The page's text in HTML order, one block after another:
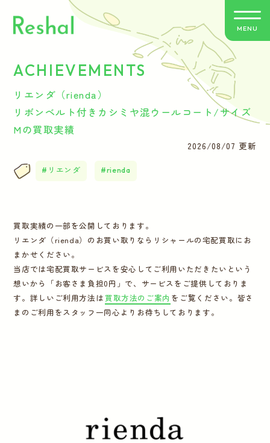
リシャールの特徴
よくあるご質問
バイヤー紹介
運営会社
MENU
ACHIEVEMENTS
リエンダ（rienda）
リボンベルト付きカシミヤ混ウールコート/サイズ
Mの買取実績
2026/08/07 更新
リエンダ rienda
買取実績の一部を公開しております。
リエンダ（rienda）のお買い取りならリシャールの宅配買取にお
まかせください。
当店では宅配買取サービスを安心してご利用いただきたいという
想いから「お客さま負担0円」で、サービスをご提供しておりま
す。詳しいご利用方法は 買取方法のご案内 をご覧ください。皆さ
まのご利用をスタッフ一同心よりお待ちしております。